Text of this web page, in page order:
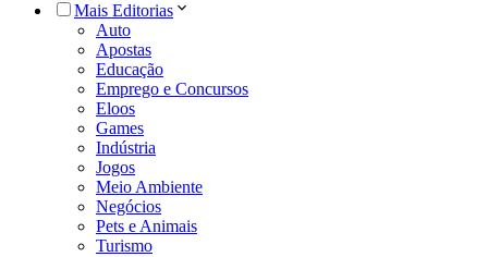
Mais Editorias
Auto
Apostas
Educação
Emprego e Concursos
Eloos
Games
Indústria
Jogos
Meio Ambiente
Negócios
Pets e Animais
Turismo